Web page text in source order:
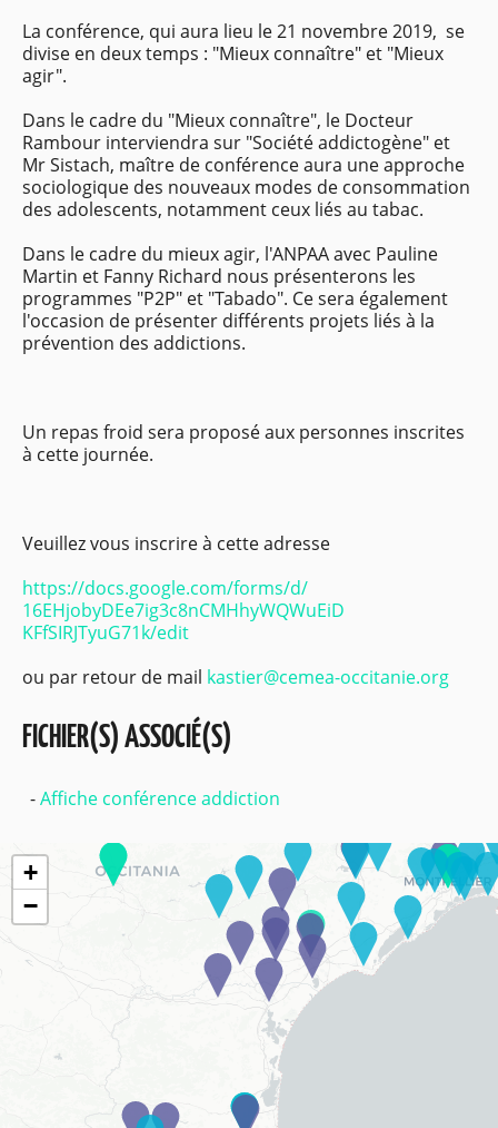
La conférence, qui aura lieu le 21 novembre 2019, se
divise en deux temps : "Mieux connaître" et "Mieux
agir".
Dans le cadre du "Mieux connaître", le Docteur
Rambour interviendra sur "Société addictogène" et
Mr Sistach, maître de conférence aura une approche
sociologique des nouveaux modes de consommation
des adolescents, notamment ceux liés au tabac.
Dans le cadre du mieux agir, l'ANPAA avec Pauline
Martin et Fanny Richard nous présenterons les
programmes "P2P" et "Tabado". Ce sera également
l'occasion de présenter différents projets liés à la
prévention des addictions.
Un repas froid sera proposé aux personnes inscrites
à cette journée.
Veuillez vous inscrire à cette adresse
https://docs.google.com/forms/d/
16EHjobyDEe7ig3c8nCMHhyWQWuEiD
KFfSIRJTyuG71k/edit
ou par retour de mail kastier@cemea-occitanie.org
FICHIER(S) ASSOCIÉ(S)
Affiche conférence addiction
+
−